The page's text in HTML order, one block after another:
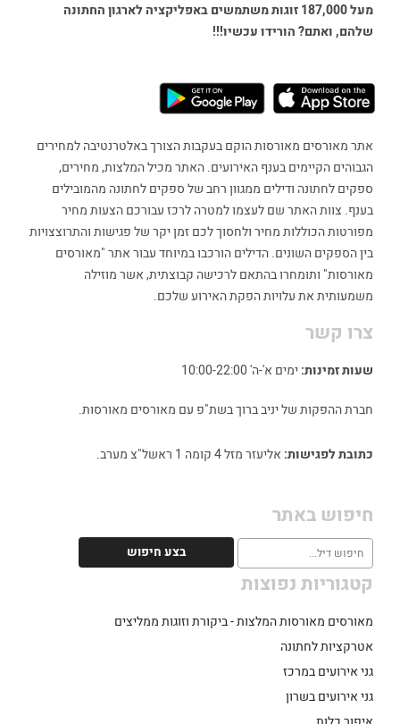
מעל 187,000 זוגות משתמשים באפליקציה לארגון החתונה
שלהם, ואתם? הורידו עכשיו!!!
אתר מאורסים מאורסות הוקם בעקבות הצורך באלטרנטיבה למחירים
הגבוהים הקיימים בענף האירועים. האתר מכיל המלצות, מחירים,
ספקים לחתונה ודילים ממגוון רחב של ספקים לחתונה מהמובילים
בענף. צוות האתר שם לעצמו למטרה לרכז עבורכם הצעות מחיר
מפורטות הכוללות מחיר ולחסוך לכם זמן יקר של פגישות והתרוצצויות
בין הספקים השונים. הדילים הורכבו במיוחד עבור אתר "מאורסים
מאורסות" ותומחרו בהתאם לרכישה קבוצתית, אשר מוזילה
משמעותית את עלויות הפקת האירוע שלכם.
צרו קשר
שעות זמינות: ימים א'-ה' 10:00-22:00
חברת ההפקות של יניב ברוך בשת"פ עם מאורסים מאורסות.
כתובת לפגישות: אליעזר מזל 4 קומה 1 ראשל"צ מערב.
חיפוש באתר
קטגוריות נפוצות
מאורסים מאורסות המלצות - ביקורת וזוגות ממליצים
אטרקציות לחתונה
גני אירועים במרכז
גני אירועים בשרון